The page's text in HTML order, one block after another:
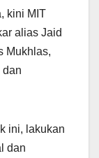
kini MIT
alias Jaid
Mukhlas,
dan
ini, lakukan
dan